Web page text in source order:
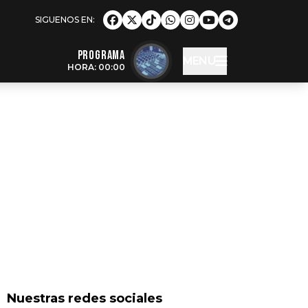
Programa
HORA: 00:00
Nuestras redes sociales